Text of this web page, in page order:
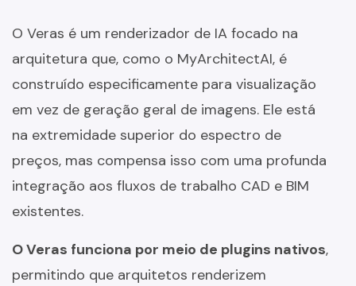
O Veras é um renderizador de IA focado na
arquitetura que, como o MyArchitectAI, é
construído especificamente para visualização
em vez de geração geral de imagens. Ele está
na extremidade superior do espectro de
preços, mas compensa isso com uma profunda
integração aos fluxos de trabalho CAD e BIM
existentes.
O Veras funciona por meio de plugins nativos,
permitindo que arquitetos renderizem